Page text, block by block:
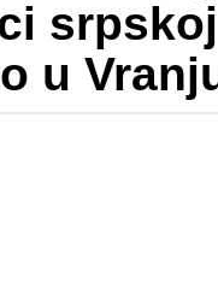
srpskoj
u